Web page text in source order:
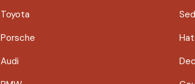
Toyota
Porsche
Audi